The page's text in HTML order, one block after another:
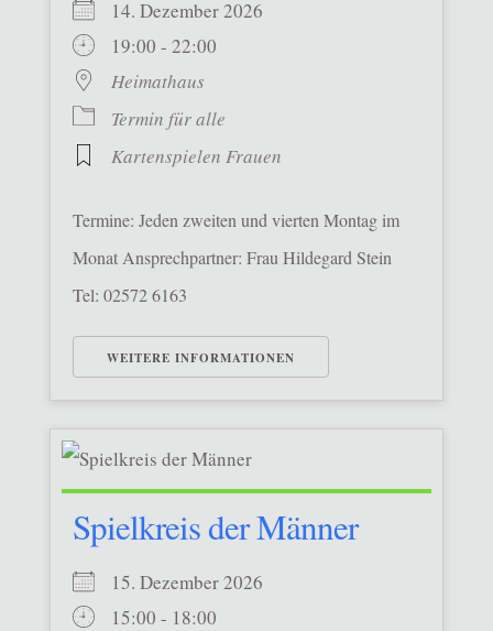
14. Dezember 2026
19:00 - 22:00
Heimathaus
Termin für alle
Kartenspielen Frauen
Termine: Jeden zweiten und vierten Montag im
Monat Ansprechpartner: Frau Hildegard Stein
Tel: 02572 6163
WEITERE INFORMATIONEN
Spielkreis der Männer
15. Dezember 2026
15:00 - 18:00